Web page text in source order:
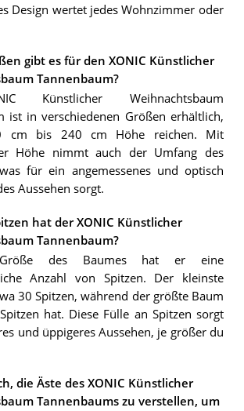
Design wertet jedes Wohnzimmer oder
gibt es für den XONIC Künstlicher
Tannenbaum?
Künstlicher Weihnachtsbaum
ist in verschiedenen Größen erhältlich,
cm bis 240 cm Höhe reichen. Mit
Höhe nimmt auch der Umfang des
für ein angemessenes und optisch
Aussehen sorgt.
hat der XONIC Künstlicher
Tannenbaum?
des Baumes hat er eine
Anzahl von Spitzen. Der kleinste
30 Spitzen, während der größte Baum
hat. Diese Fülle an Spitzen sorgt
und üppigeres Aussehen, je größer du
die Äste des XONIC Künstlicher
Tannenbaums zu verstellen, um